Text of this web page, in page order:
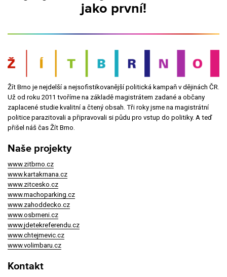
jako první!
Žít Brno je nejdelší a nejsofistikovanější politická kampaň v dějinách ČR.
Už od roku 2011 tvoříme na základě magistrátem zadané a občany
zaplacené studie kvalitní a čtený obsah. Tři roky jsme na magistrátní
politice parazitovali a připravovali si půdu pro vstup do politiky. A teď
přišel náš čas Žít Brno.
Naše projekty
www.zitbrno.cz
www.kartakrnana.cz
www.zitcesko.cz
www.machoparking.cz
www.zahoddecko.cz
www.osbrneni.cz
www.jdetekreferendu.cz
www.chtejmevic.cz
www.volimbaru.cz
Kontakt